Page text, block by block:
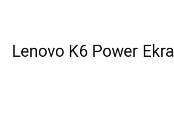
Lenovo K6 Power